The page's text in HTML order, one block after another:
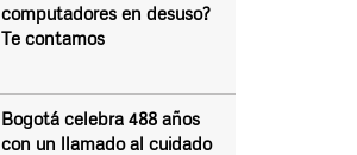
computadores en desuso?
Te contamos
Bogotá celebra 488 años
con un llamado al cuidado